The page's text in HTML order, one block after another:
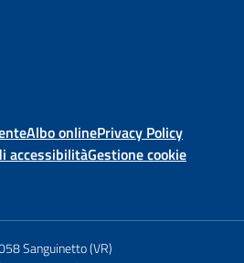
Albo onlinePrivacy Policy
accessibilitàGestione cookie
Sanguinetto (VR)